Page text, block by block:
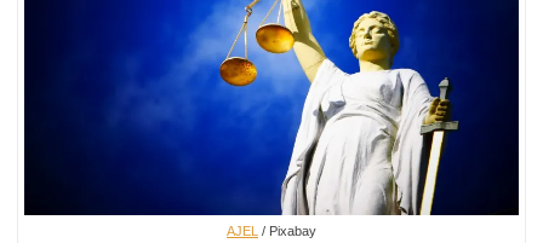
AJEL / Pixabay